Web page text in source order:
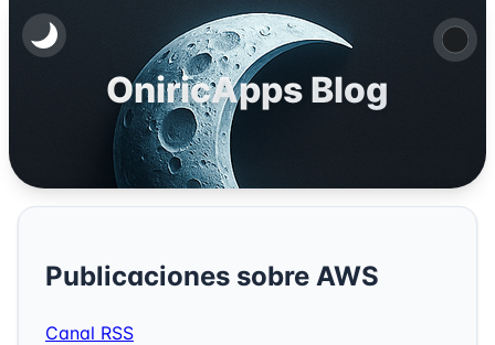
OniricApps Blog
Publicaciones sobre AWS
Canal RSS